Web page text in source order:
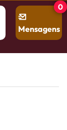
Mensagens
0